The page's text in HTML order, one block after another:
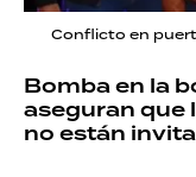
Conflicto en
Bomba en la
aseguran que
no están